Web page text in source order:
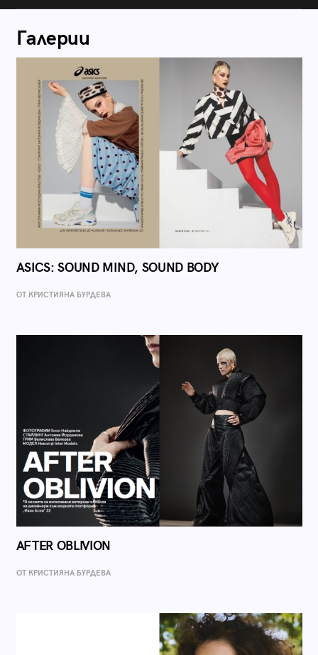
Галерии
ASICS: SOUND MIND, SOUND BODY
ОТ КРИСТИЯНА БУРДЕВА
AFTER OBLIVION
ОТ КРИСТИЯНА БУРДЕВА